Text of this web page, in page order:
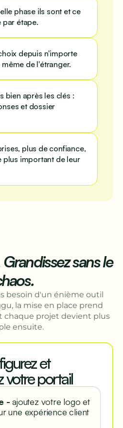
phase ils sont et ce
par étape.
depuis n'importe
de l'étranger.
bien après les clés :
et dossier
plus de confiance,
plus important de leur
Grandissez sans le
besoin d'un énième outil
la mise en place prend
chaque projet devient plus
ensuite.
et
votre portail
- ajoutez votre logo et
une expérience client